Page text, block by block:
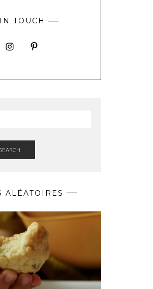
TOUCH
SEARCH
ALÉATOIRES